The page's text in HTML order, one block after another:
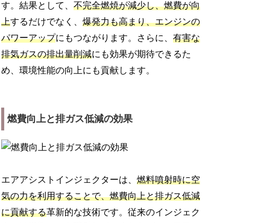
す。結果として、不完全燃焼が減少し、燃費が向
上するだけでなく、爆発力も高まり、エンジンの
パワーアップにもつながります。さらに、有害な
排気ガスの排出量削減にも効果が期待できるた
め、環境性能の向上にも貢献します。
燃費向上と排ガス低減の効果
エアアシストインジェクターは、燃料噴射時に空
気の力を利用することで、燃費向上と排ガス低減
に貢献する革新的な技術です。従来のインジェク